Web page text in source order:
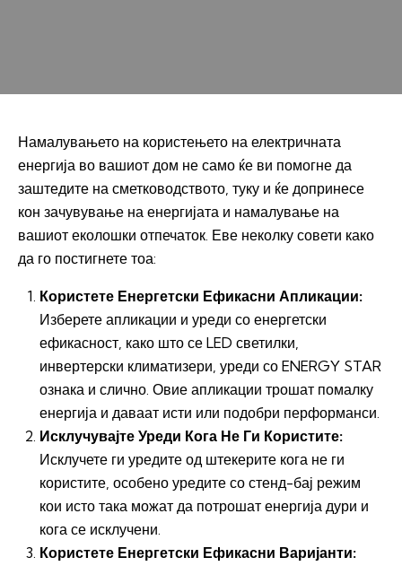
Намалувањето на користењето на електричната
енергија во вашиот дом не само ќе ви помогне да
заштедите на сметководството, туку и ќе допринесе
кон зачувување на енергијата и намалување на
вашиот еколошки отпечаток. Еве неколку совети како
да го постигнете тоа:
Користете Енергетски Ефикасни Апликации:
Изберете апликации и уреди со енергетски
ефикасност, како што се LED светилки,
инвертерски климатизери, уреди со ENERGY STAR
ознака и слично. Овие апликации трошат помалку
енергија и даваат исти или подобри перформанси.
Исклучувајте Уреди Кога Не Ги Користите:
Исклучете ги уредите од штекерите кога не ги
користите, особено уредите со стенд-бај режим
кои исто така можат да потрошат енергија дури и
кога се исклучени.
Користете Енергетски Ефикасни Варијанти: